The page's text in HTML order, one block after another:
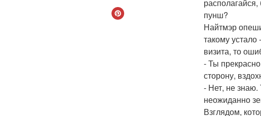
пунш?
Найтмэр
такому
визита, то
- Ты
сторону,
- Нет, не знаю.
неожиданно
Взглядом,